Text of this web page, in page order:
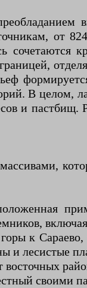
от
сочетаются
В
и пастбищ.
к
и лесистые
своими